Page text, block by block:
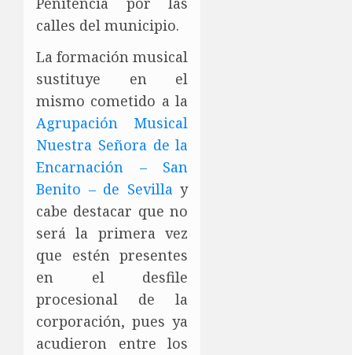
calles del municipio.
La formación musical
sustituye en el
mismo cometido a la
Agrupación Musical
Nuestra Señora de la
Encarnación – San
Benito – de Sevillay
cabe destacar que no
será la primera vez
que estén presentes
en el desfile
procesional de la
corporación, pues ya
acudieron entre los